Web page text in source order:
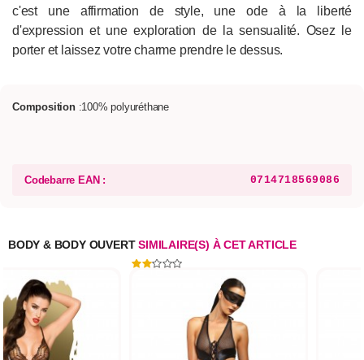
c'est une affirmation de style, une ode à la liberté
d'expression et une exploration de la sensualité. Osez le
porter et laissez votre charme prendre le dessus.
Composition :100% polyuréthane
Codebarre EAN : 0714718569086
BODY & BODY OUVERTSIMILAIRE(S) À CET ARTICLE